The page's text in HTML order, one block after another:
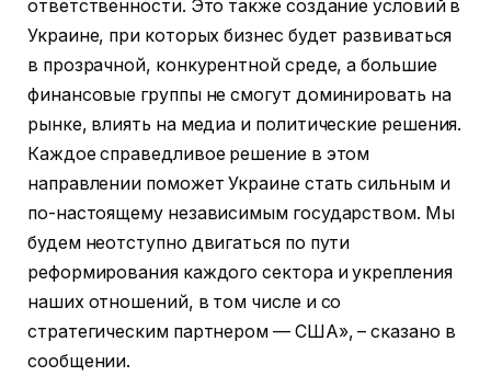
ответственности. Это также создание условий в
Украине, при которых бизнес будет развиваться
в прозрачной, конкурентной среде, а большие
финансовые группы не смогут доминировать на
рынке, влиять на медиа и политические решения.
Каждое справедливое решение в этом
направлении поможет Украине стать сильным и
по-настоящему независимым государством. Мы
будем неотступно двигаться по пути
реформирования каждого сектора и укрепления
наших отношений, в том числе и со
стратегическим партнером — США», – сказано в
сообщении.